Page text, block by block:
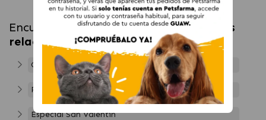
Encuentra más productos encategorías
relacionadas
Gatos
Paseo
Especial San Valentín